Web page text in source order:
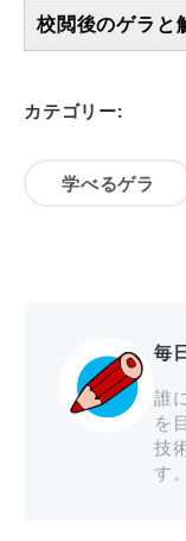
校閲後のゲラと
カテゴリー:
学べるゲラ
毎
誰
を
技
す。